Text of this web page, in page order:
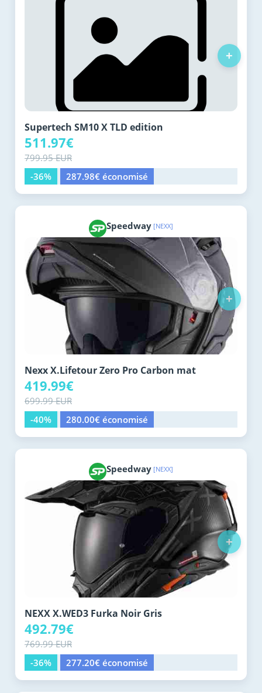
Supertech SM10 X TLD edition
511.97€
799.95 EUR
-36%
287.98€ économisé
+
Speedway [NEXX]
Nexx X.Lifetour Zero Pro Carbon mat
419.99€
699.99 EUR
-40%
280.00€ économisé
+
Speedway [NEXX]
NEXX X.WED3 Furka Noir Gris
492.79€
769.99 EUR
-36%
277.20€ économisé
+